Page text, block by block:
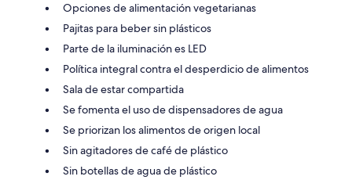
Opciones de alimentación vegetarianas
Pajitas para beber sin plásticos
Parte de la iluminación es LED
Política integral contra el desperdicio de alimentos
Sala de estar compartida
Se fomenta el uso de dispensadores de agua
Se priorizan los alimentos de origen local
Sin agitadores de café de plástico
Sin botellas de agua de plástico